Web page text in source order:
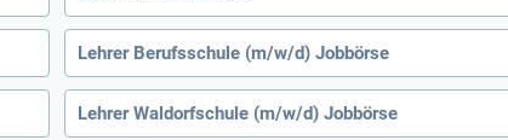
Lehrer Berufsschule (m/w/d) Jobbörse
Lehrer Waldorfschule (m/w/d) Jobbörse